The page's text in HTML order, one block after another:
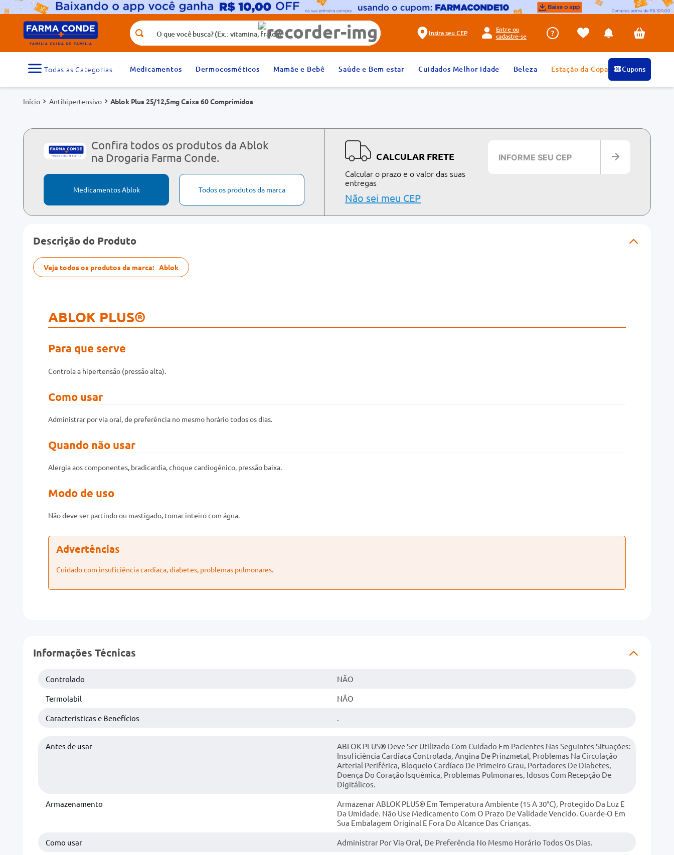
O que você busca? (Ex.: vitamina, fralda)
Insira seu CEP
Entre ou
cadastre-se
Medicamentos Dermocosméticos Mamãe e Bebê Saúde e Bem estar Cuidados Melhor Idade Beleza Estação da Copa Cupons
Antihipertensivo Ablok Plus 25/12,5mg Caixa 60 Comprimidos
Confira todos os produtos da Ablok
na Drogaria Farma Conde.
Medicamentos Ablok Todos os produtos da marca
CALCULAR FRETE
Calcular o prazo e o valor das suas
entregas
Não sei meu CEP
Descrição do Produto
Veja todos os produtos da marca: Ablok
ABLOK PLUS®
Para que serve
Controla a hipertensão (pressão alta).
Como usar
Administrar por via oral, de preferência no mesmo horário todos os dias.
Quando não usar
Alergia aos componentes, bradicardia, choque cardiogênico, pressão baixa.
Modo de uso
Não deve ser partindo ou mastigado, tomar inteiro com água.
Advertências
Cuidado com insuficiência cardíaca, diabetes, problemas pulmonares.
Informações Técnicas
Controlado NÃO
Termolabil NÃO
Caracteristicas e Benefícios .
Antes de usar
ABLOK PLUS® Deve Ser Utilizado Com Cuidado Em Pacientes Nas Seguintes Situações:
Insuficiência Cardíaca Controlada, Angina De Prinzmetal, Problemas Na Circulação
Arterial Periférica, Bloqueio Cardíaco De Primeiro Grau, Portadores De Diabetes,
Doença Do Coração Isquêmica, Problemas Pulmonares, Idosos Com Recepção De
Digitálicos.
Armazenamento
Armazenar ABLOK PLUS® Em Temperatura Ambiente (15 A 30°C), Protegido Da Luz E
Da Umidade. Não Use Medicamento Com O Prazo De Validade Vencido. Guarde-O Em
Sua Embalagem Original E Fora Do Alcance Das Crianças.
Como usar Administrar Por Via Oral, De Preferência No Mesmo Horário Todos Os Dias.
Termos mais buscados
1
medicamento 2º
fralda
5º dipirona 6º
absorvente